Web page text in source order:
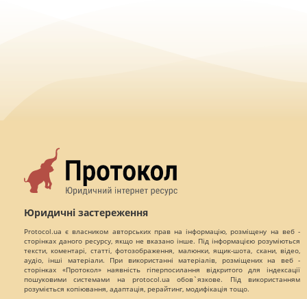
Юридичні застереження
Protocol.ua є власником авторських прав на інформацію, розміщену на веб -
сторінках даного ресурсу, якщо не вказано інше. Під інформацією розуміються
тексти, коментарі, статті, фотозображення, малюнки, ящик-шота, скани, відео,
аудіо, інші матеріали. При використанні матеріалів, розміщених на веб -
сторінках «Протокол» наявність гіперпосилання відкритого для індексації
пошуковими системами на protocol.ua обов`язкове. Під використанням
розуміється копіювання, адаптація, рерайтинг, модифікація тощо.